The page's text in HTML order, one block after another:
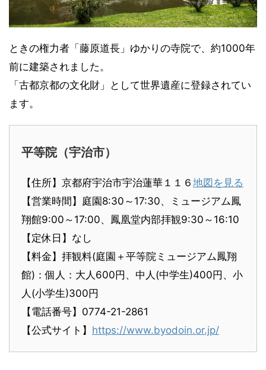
ときの権力者「藤原道長」ゆかりの寺院で、約1000年
前に建築されました。
「古都京都の文化財」として世界遺産に登録されてい
ます。
平等院（宇治市）
【住所】京都府宇治市宇治蓮華１１６ 地図を見る
【営業時間】庭園8:30～17:30、ミュージアム鳳
翔館9:00～17:00、鳳凰堂内部拝観9:30～16:10
【定休日】なし
【料金】拝観料(庭園＋平等院ミュージアム鳳翔
館)：個人：大人600円、中人(中学生)400円、小
人(小学生)300円
【電話番号】0774-21-2861
【公式サイト】 https://www.byodoin.or.jp/